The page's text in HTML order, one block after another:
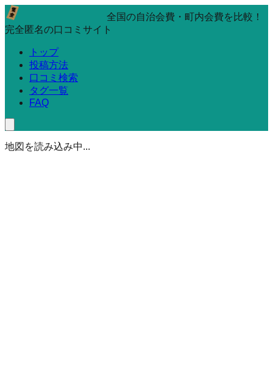
全国の自治会費・町内会費を比較！
完全匿名の口コミサイト
トップ
投稿方法
口コミ検索
タグ一覧
FAQ
地図を読み込み中...